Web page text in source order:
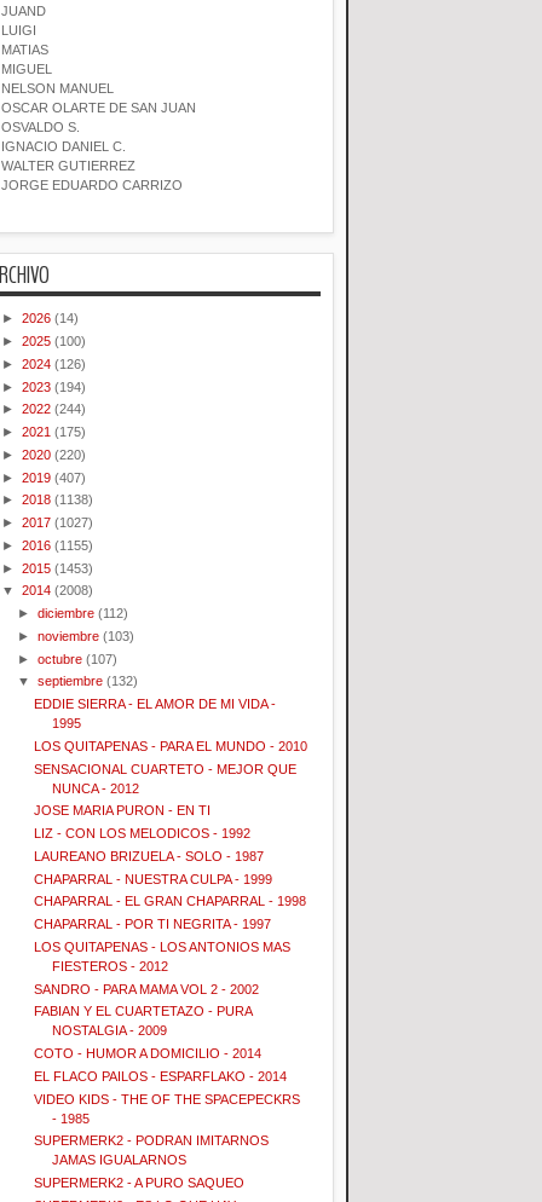
JUAND
LUIGI
MATIAS
MIGUEL
NELSON MANUEL
OSCAR OLARTE DE SAN JUAN
OSVALDO S.
IGNACIO DANIEL C.
WALTER GUTIERREZ
JORGE EDUARDO CARRIZO
► 2026 (14)
► 2025 (100)
► 2024 (126)
► 2023 (194)
► 2022 (244)
► 2021 (175)
► 2020 (220)
► 2019 (407)
► 2018 (1138)
► 2017 (1027)
► 2016 (1155)
► 2015 (1453)
▼ 2014 (2008)
►diciembre (112)
►noviembre (103)
►octubre (107)
▼septiembre (132)
EDDIE SIERRA - EL AMOR DE MI VIDA -
1995
LOS QUITAPENAS - PARA EL MUNDO - 2010
SENSACIONAL CUARTETO - MEJOR QUE
NUNCA - 2012
JOSE MARIA PURON - EN TI
LIZ - CON LOS MELODICOS - 1992
LAUREANO BRIZUELA - SOLO - 1987
CHAPARRAL - NUESTRA CULPA - 1999
CHAPARRAL - EL GRAN CHAPARRAL - 1998
CHAPARRAL - POR TI NEGRITA - 1997
LOS QUITAPENAS - LOS ANTONIOS MAS
FIESTEROS - 2012
SANDRO - PARA MAMA VOL 2 - 2002
FABIAN Y EL CUARTETAZO - PURA
NOSTALGIA - 2009
COTO - HUMOR A DOMICILIO - 2014
EL FLACO PAILOS - ESPARFLAKO - 2014
VIDEO KIDS - THE OF THE SPACEPECKRS
- 1985
SUPERMERK2 - PODRAN IMITARNOS
JAMAS IGUALARNOS
SUPERMERK2 - A PURO SAQUEO